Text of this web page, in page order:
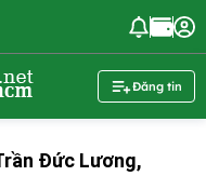
Đăng tin
Đức Lương,